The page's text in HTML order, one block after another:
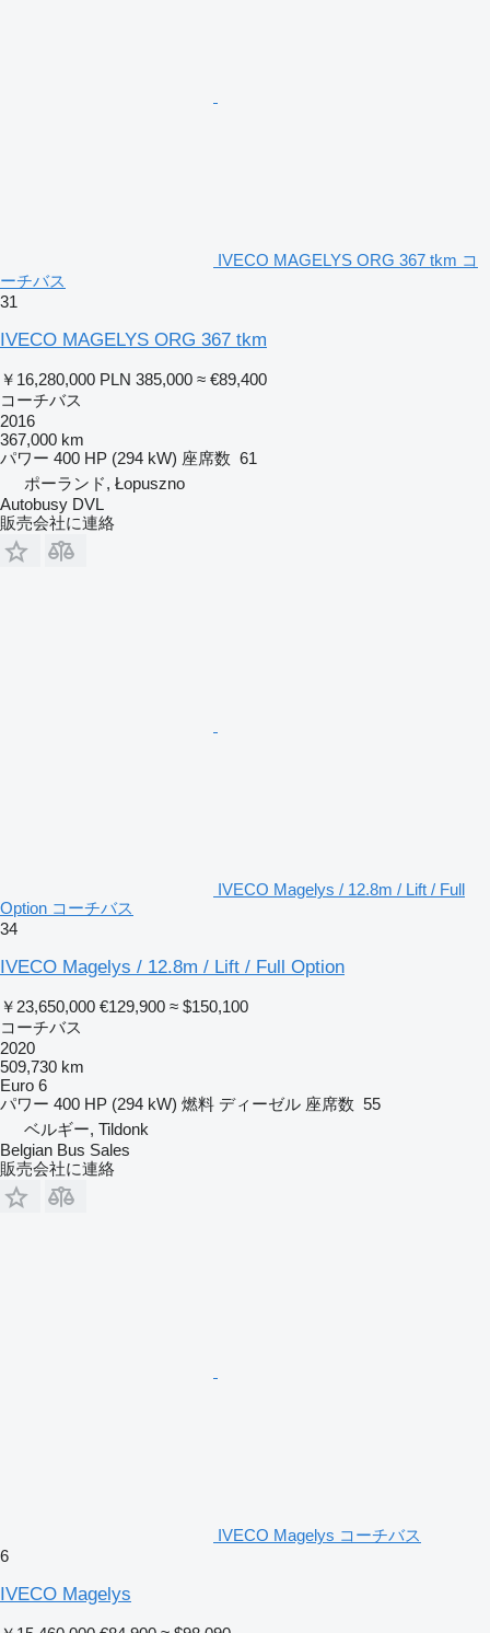
IVECO MAGELYS ORG 367 tkm コ
ーチバス
31
IVECO MAGELYS ORG 367 tkm
￥16,280,000 PLN 385,000 ≈ €89,400
コーチバス
2016
367,000 km
パワー 400 HP (294 kW) 座席数 61
ポーランド, Łopuszno
Autobusy DVL
販売会社に連絡
IVECO Magelys / 12.8m / Lift / Full
Option コーチバス
34
IVECO Magelys / 12.8m / Lift / Full Option
￥23,650,000 €129,900 ≈ $150,100
コーチバス
2020
509,730 km
Euro 6
パワー 400 HP (294 kW) 燃料 ディーゼル 座席数 55
ベルギー, Tildonk
Belgian Bus Sales
販売会社に連絡
IVECO Magelys コーチバス
6
IVECO Magelys